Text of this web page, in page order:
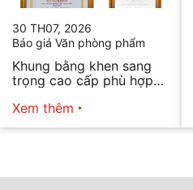
30 TH07, 2026
Báo giá Văn phòng phẩm
Khung bằng khen sang
trọng cao cấp phù hợp
Xem thêm